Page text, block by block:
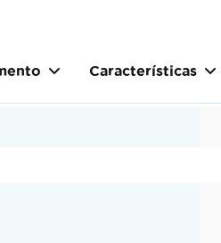
Características